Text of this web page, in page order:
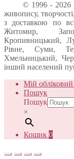
© 1996 - 2026
живопису,
з доставкою по
Житомир,
Кропивницький,
Рівне, Суми,
Хмельницький,
інший населений
Мій
Пошук
Пошук
×
Кошик 0